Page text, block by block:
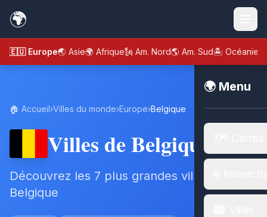
🌍
🇪🇺 Europe🌏 Asie🌍 Afrique🗽 Am. Nord🌎 Am. Sud🏝️ Océanie
🌍 Menu
🏠 Accueil›Villes du monde›Europe›Belgique
Villes de Belgique
Découvrez les 7 plus grandes villes de
Belgique